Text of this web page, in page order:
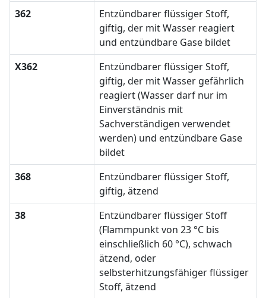
362
Entzündbarer flüssiger Stoff,
giftig, der mit Wasser reagiert
und entzündbare Gase bildet
X362
Entzündbarer flüssiger Stoff,
giftig, der mit Wasser gefährlich
reagiert (Wasser darf nur im
Einverständnis mit
Sachverständigen verwendet
werden) und entzündbare Gase
bildet
368
Entzündbarer flüssiger Stoff,
giftig, ätzend
38
Entzündbarer flüssiger Stoff
(Flammpunkt von 23 °C bis
einschließlich 60 °C), schwach
ätzend, oder
selbsterhitzungsfähiger flüssiger
Stoff, ätzend